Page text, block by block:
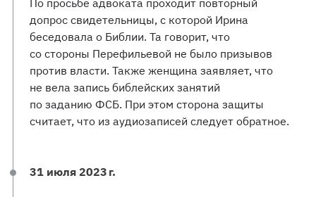
По просьбе адвоката проходит повторный
допрос свидетельницы, с которой Ирина
беседовала о Библии. Та говорит, что
со стороны Перефильевой не было призывов
против власти. Также женщина заявляет, что
не вела запись библейских занятий
по заданию ФСБ. При этом сторона защиты
считает, что из аудиозаписей следует обратное.
31 июля 2023 г.